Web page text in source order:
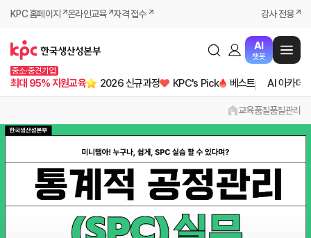
KPC 홈페이지 온라인교육 자격 접수 강사 전용
AI
챗봇
중소·중견기업
최대 95% 지원교육 2026 신규과정 KPC's Pick 베스트 AI 아카데
교육품질품질관리